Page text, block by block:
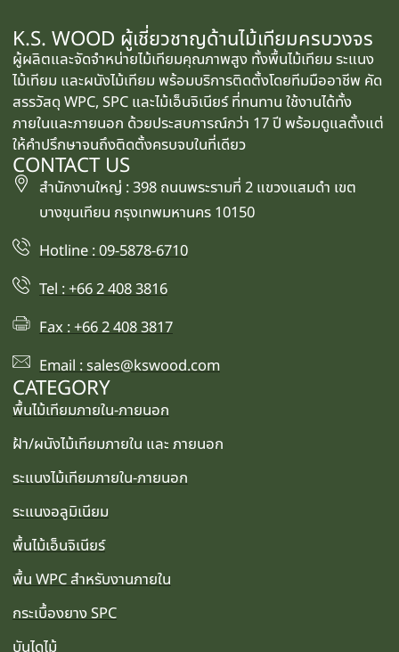
K.S. WOOD ผู้เชี่ยวชาญด้านไม้เทียมครบวงจร
ผู้ผลิตและจัดจำหน่ายไม้เทียมคุณภาพสูง ทั้งพื้นไม้เทียม ระแนง
ไม้เทียม และผนังไม้เทียม พร้อมบริการติดตั้งโดยทีมมืออาชีพ คัด
สรรวัสดุ WPC, SPC และไม้เอ็นจิเนียร์ ที่ทนทาน ใช้งานได้ทั้ง
ภายในและภายนอก ด้วยประสบการณ์กว่า 17 ปี พร้อมดูแลตั้งแต่
ให้คำปรึกษาจนถึงติดตั้งครบจบในที่เดียว
CONTACT US
สำนักงานใหญ่ : 398 ถนนพระรามที่ 2 แขวงแสมดำ เขต
บางขุนเทียน กรุงเทพมหานคร 10150
Hotline : 09-5878-6710
Tel : +66 2 408 3816
Fax : +66 2 408 3817
Email : sales@kswood.com
CATEGORY
พื้นไม้เทียมภายใน-ภายนอก
ฝ้า/ผนังไม้เทียมภายใน และ ภายนอก
ระแนงไม้เทียมภายใน-ภายนอก
ระแนงอลูมิเนียม
พื้นไม้เอ็นจิเนียร์
พื้น WPC สำหรับงานภายใน
กระเบื้องยาง SPC
บันไดไม้